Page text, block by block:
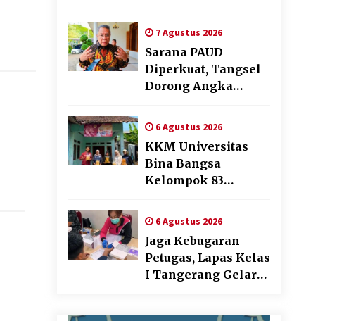
Pengelolaan ,
Perumdam TKR
Didesak Transparan
7 Agustus 2026
Sarana PAUD
Diperkuat, Tangsel
Dorong Angka
Terus Meningkat
6 Agustus 2026
KKM Universitas
Bina Bangsa
Kelompok 83
Pendampingan
Pembuatan Spanduk
Sebagai Upaya
Memperkuat
Pemasaran UMKM
6 Agustus 2026
Jaga Kebugaran
Petugas, Lapas Kelas
I Tangerang Gelar